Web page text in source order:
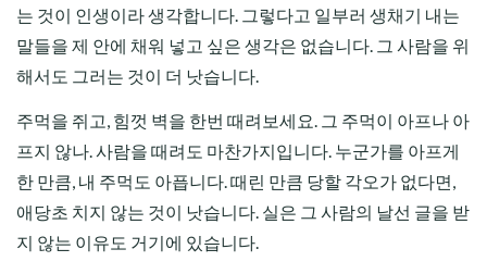
는 것이 인생이라 생각합니다. 그렇다고 일부러 생채기 내는
말들을 제 안에 채워 넣고 싶은 생각은 없습니다. 그 사람을 위
해서도 그러는 것이 더 낫습니다.
주먹을 쥐고, 힘껏 벽을 한번 때려보세요. 그 주먹이 아프나 아
프지 않나. 사람을 때려도 마찬가지입니다. 누군가를 아프게
한 만큼, 내 주먹도 아픕니다. 때린 만큼 당할 각오가 없다면,
애당초 치지 않는 것이 낫습니다. 실은 그 사람의 날선 글을 받
지 않는 이유도 거기에 있습니다.